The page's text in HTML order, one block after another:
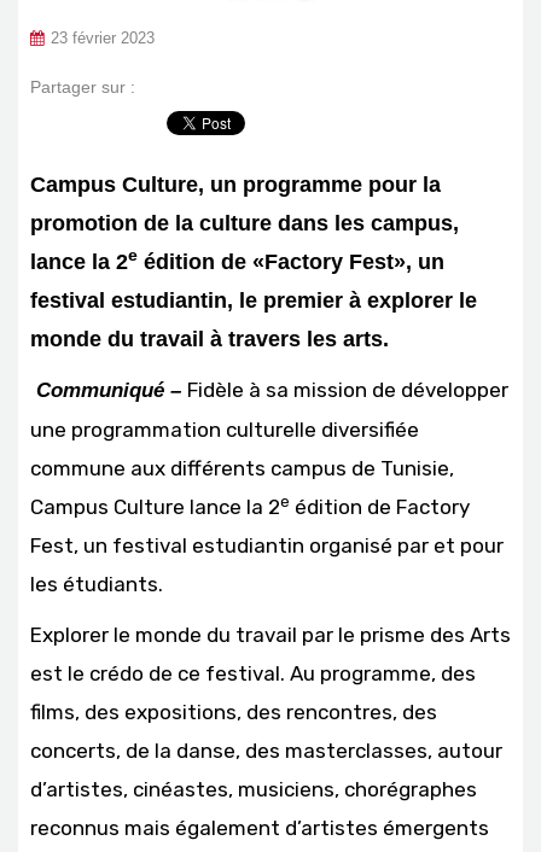
23 février 2023
Partager sur :
Campus Culture, un programme pour la
promotion de la culture dans les campus,
lance la 2e édition de «Factory Fest», un
festival estudiantin, le premier à explorer le
monde du travail à travers les arts.
Communiqué – Fidèle à sa mission de développer
une programmation culturelle diversifiée
commune aux différents campus de Tunisie,
Campus Culture lance la 2e édition de Factory
Fest, un festival estudiantin organisé par et pour
les étudiants.
Explorer le monde du travail par le prisme des Arts
est le crédo de ce festival. Au programme, des
films, des expositions, des rencontres, des
concerts, de la danse, des masterclasses, autour
d’artistes, cinéastes, musiciens, chorégraphes
reconnus mais également d’artistes émergents